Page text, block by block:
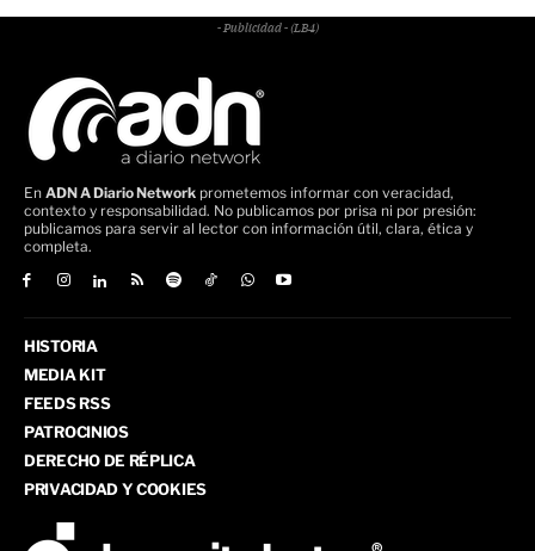
- Publicidad - (LB4)
En ADN A Diario Network prometemos informar con veracidad,
contexto y responsabilidad. No publicamos por prisa ni por presión:
publicamos para servir al lector con información útil, clara, ética y
completa.
HISTORIA
MEDIA KIT
FEEDS RSS
PATROCINIOS
DERECHO DE RÉPLICA
PRIVACIDAD Y COOKIES